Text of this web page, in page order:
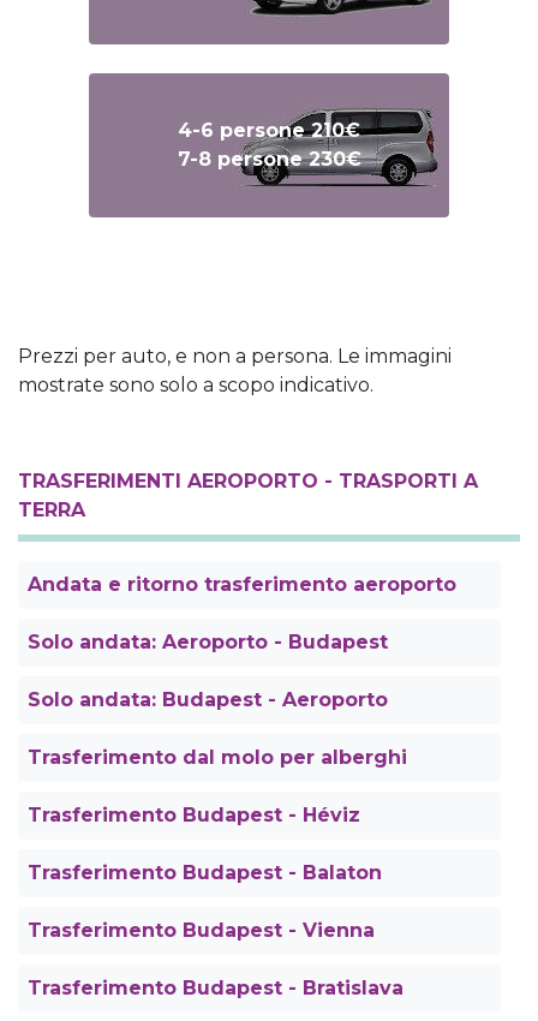
4-6 persone 210€
7-8 persone 230€
Prezzi per auto, e non a persona. Le immagini
mostrate sono solo a scopo indicativo.
TRASFERIMENTI AEROPORTO - TRASPORTI A
TERRA
Andata e ritorno trasferimento aeroporto
Solo andata: Aeroporto - Budapest
Solo andata: Budapest - Aeroporto
Trasferimento dal molo per alberghi
Trasferimento Budapest - Héviz
Trasferimento Budapest - Balaton
Trasferimento Budapest - Vienna
Trasferimento Budapest - Bratislava